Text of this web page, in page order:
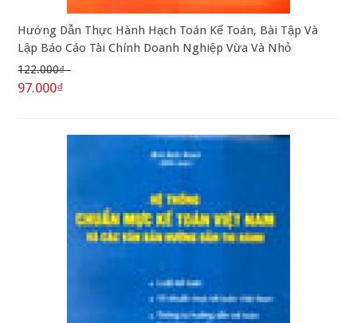
Hướng Dẫn Thực Hành Hạch Toán Kế Toán, Bài Tập Và
Lập Báo Cáo Tài Chính Doanh Nghiệp Vừa Và Nhỏ
122.000₫
97.000₫